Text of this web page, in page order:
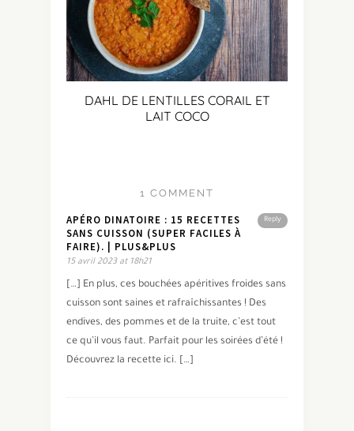
DAHL DE LENTILLES CORAIL ET
LAIT COCO
1 COMMENT
Reply
APÉRO DINATOIRE : 15 RECETTES
SANS CUISSON (SUPER FACILES À
FAIRE). | PLUS&PLUS
15 avril 2023 at 18h21
[…] En plus, ces bouchées apéritives froides sans
cuisson sont saines et rafraîchissantes ! Des
endives, des pommes et de la truite, c’est tout
ce qu’il vous faut. Parfait pour les soirées d’été !
Découvrez la recette ici. […]